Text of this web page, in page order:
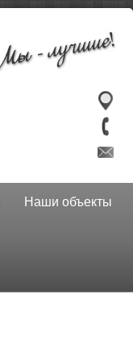
Наши объекты